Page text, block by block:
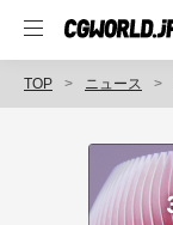
TOP ニュース